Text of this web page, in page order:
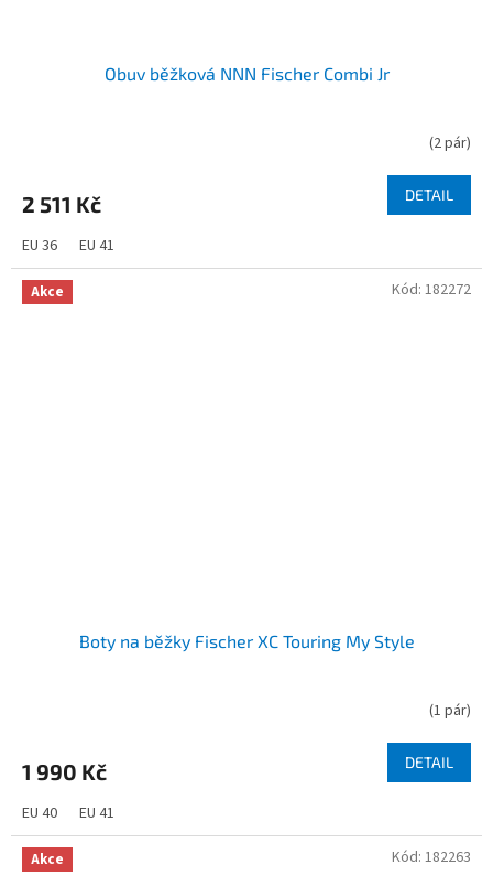
Obuv běžková NNN Fischer Combi Jr
(2 pár)
2 511 Kč DETAIL
EU 36 EU 41
Akce
Boty na běžky Fischer XC Touring My Style
(1 pár)
1 990 Kč DETAIL
EU 40 EU 41
Kód: 182272
Akce Kód: 182263